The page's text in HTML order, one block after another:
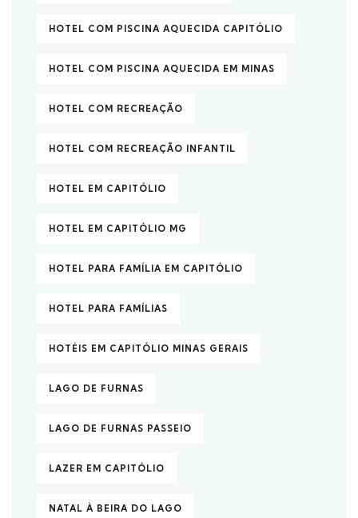
HOTEL COM PISCINA AQUECIDA CAPITÓLIO
HOTEL COM PISCINA AQUECIDA EM MINAS
HOTEL COM RECREAÇÃO
HOTEL COM RECREAÇÃO INFANTIL
HOTEL EM CAPITÓLIO
HOTEL EM CAPITÓLIO MG
HOTEL PARA FAMÍLIA EM CAPITÓLIO
HOTEL PARA FAMÍLIAS
HOTÉIS EM CAPITÓLIO MINAS GERAIS
LAGO DE FURNAS
LAGO DE FURNAS PASSEIO
LAZER EM CAPITÓLIO
NATAL À BEIRA DO LAGO